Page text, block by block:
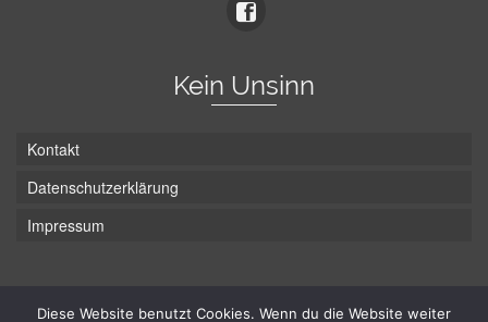
Kein Unsinn
Kontakt
Datenschutzerklärung
Impressum
Diese Website benutzt Cookies. Wenn du die Website weiter